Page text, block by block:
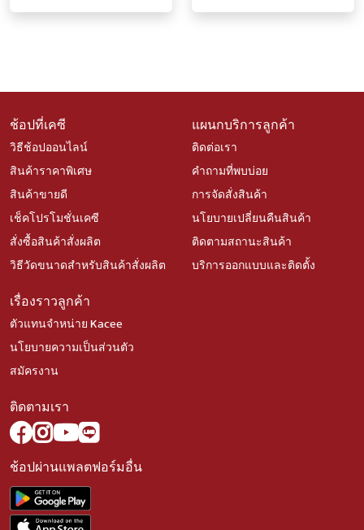
ช้อปที่เคซี
วิธีช้อปออนไลน์
สินค้าราคาพิเศษ
สินค้าขายดี
เช็คโปรโมชั่นเคซี
สั่งซื้อสินค้าสั่งผลิต
วิธีวัดขนาดสำหรับสินค้าสั่งผลิต
แผนกบริการลูกค้า
ติดต่อเรา
คำถามที่พบบ่อย
การจัดสั่งสินค้า
นโยบายเปลี่ยนคืนสินค้า
ติดตามสถานะสินค้า
บริการออกแบบและติดตั้ง
เรื่องราวลูกค้า
ตัวแทนจำหน่าย Kacee
นโยบายความเป็นส่วนตัว
สมัครงาน
ติดตามเรา
ช้อปผ่านแพลตฟอร์มอื่น